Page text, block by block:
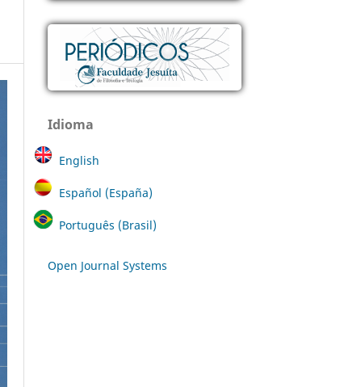
Idioma
English
Español (España)
Português (Brasil)
Open Journal Systems